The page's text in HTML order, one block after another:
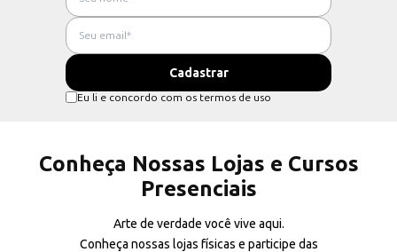
Eu li e concordo com os termos de uso
Conheça Nossas Lojas e Cursos
Presenciais
Arte de verdade você vive aqui.
Conheça nossas lojas físicas e participe das